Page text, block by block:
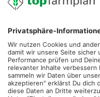
Sei immer
Neue Features, spannende